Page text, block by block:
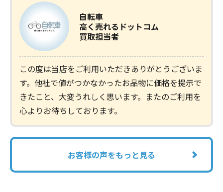
自転車
高く売れるドットコム
買取担当者
この度は当店をご利用いただきありがとうございま
す。他社で値がつかなかったお品物に価格を提示で
きたこと、大変うれしく思います。またのご利用を
心よりお待ちしております。
お客様の声をもっと見る